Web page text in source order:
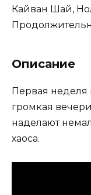
Кайван Шай,
Описание
Первая неделя
громкая
наделают
хаоса.